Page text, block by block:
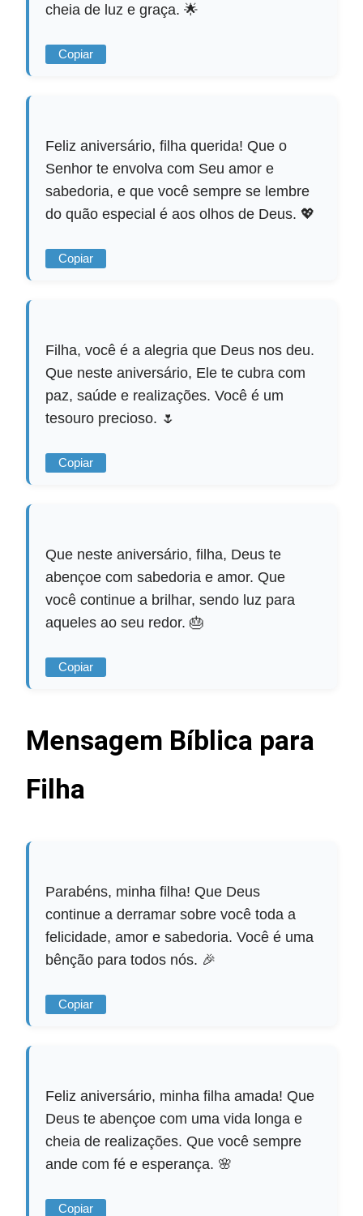
cheia de luz e graça. 🌟
Copiar
Feliz aniversário, filha querida! Que o
Senhor te envolva com Seu amor e
sabedoria, e que você sempre se lembre
do quão especial é aos olhos de Deus. 💖
Copiar
Filha, você é a alegria que Deus nos deu.
Que neste aniversário, Ele te cubra com
paz, saúde e realizações. Você é um
tesouro precioso. 🌷
Copiar
Que neste aniversário, filha, Deus te
abençoe com sabedoria e amor. Que
você continue a brilhar, sendo luz para
aqueles ao seu redor. 🎂
Copiar
Mensagem Bíblica para
Filha
Parabéns, minha filha! Que Deus
continue a derramar sobre você toda a
felicidade, amor e sabedoria. Você é uma
bênção para todos nós. 🎉
Copiar
Feliz aniversário, minha filha amada! Que
Deus te abençoe com uma vida longa e
cheia de realizações. Que você sempre
ande com fé e esperança. 🌸
Copiar